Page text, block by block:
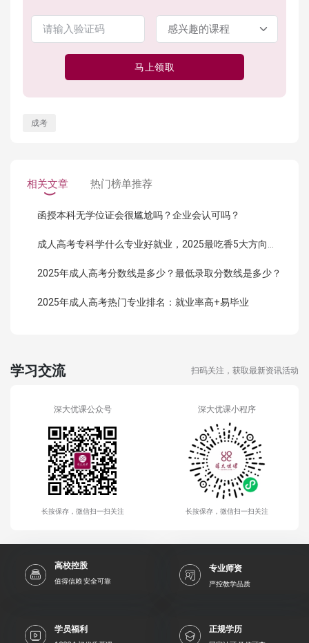
马上领取
成考
相关文章 热门榜单推荐
函授本科无学位证会很尴尬吗？企业会认可吗？
成人高考专科学什么专业好就业，2025最吃香5大方向曝光！
2025年成人高考分数线是多少？最低录取分数线是多少？
2025年成人高考热门专业排名：就业率高+易毕业
学习交流 扫码关注，获取最新资讯活动
深大优课公众号
长按保存，微信扫一扫关注
深大优课小程序
长按保存，微信扫一扫关注
高校控股
值得信赖 安全可靠
专业师资
严控教学品质
学员福利 正规学历